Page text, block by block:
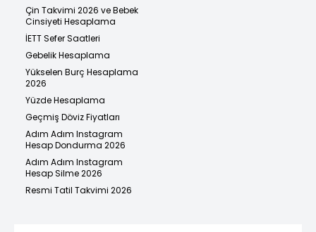
Çin Takvimi 2026 ve Bebek
Cinsiyeti Hesaplama
İETT Sefer Saatleri
Gebelik Hesaplama
Yükselen Burç Hesaplama
2026
Yüzde Hesaplama
Geçmiş Döviz Fiyatları
Adım Adım Instagram
Hesap Dondurma 2026
Adım Adım Instagram
Hesap Silme 2026
Resmi Tatil Takvimi 2026